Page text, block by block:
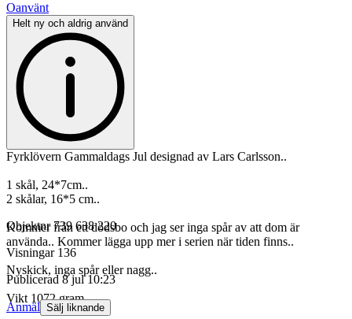
Oanvänt
Helt ny och aldrig använd
Fyrklövern Gammaldags Jul designad av Lars Carlsson..
1 skål, 24*7cm..
2 skålar, 16*5 cm..
Kommer från ett dödsbo och jag ser inga spår av att dom är
använda.. Kommer lägga upp mer i serien när tiden finns..
Nyskick, inga spår eller nagg..
Vikt 1072 gram
Objektnr 739 638 220
Visningar 136
Publicerad 8 jul 10:23
Anmäl Sälj liknande